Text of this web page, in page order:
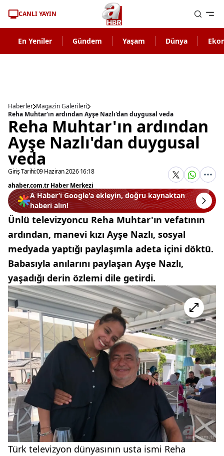
CANLI YAYIN
En Yeniler Gündem Yaşam Dünya
Haberler Magazin Galerileri
Reha Muhtar'ın ardından Ayşe Nazlı'dan duygusal veda
Reha Muhtar'ın ardından
Ayşe Nazlı'dan duygusal
veda
Giriş Tarihi:09 Haziran 2026 16:18
ahaber.com.tr Haber Merkezi
A Haber’i Google'a ekleyin, doğru kaynaktan
haberi alın!
Ünlü televizyoncu Reha Muhtar'ın vefatının
ardından, manevi kızı Ayşe Nazlı, sosyal
medyada yaptığı paylaşımla adeta içini döktü.
Babasıyla anılarını paylaşan Ayşe Nazlı,
yaşadığı derin özlemi dile getirdi.
Türk televizyon dünyasının usta ismi Reha